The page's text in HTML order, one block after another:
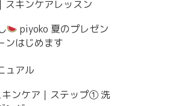
スキンケアレッスン
piyoko 夏のプレゼン
ンはじめます
ュアル
ンケア｜ステップ① 洗